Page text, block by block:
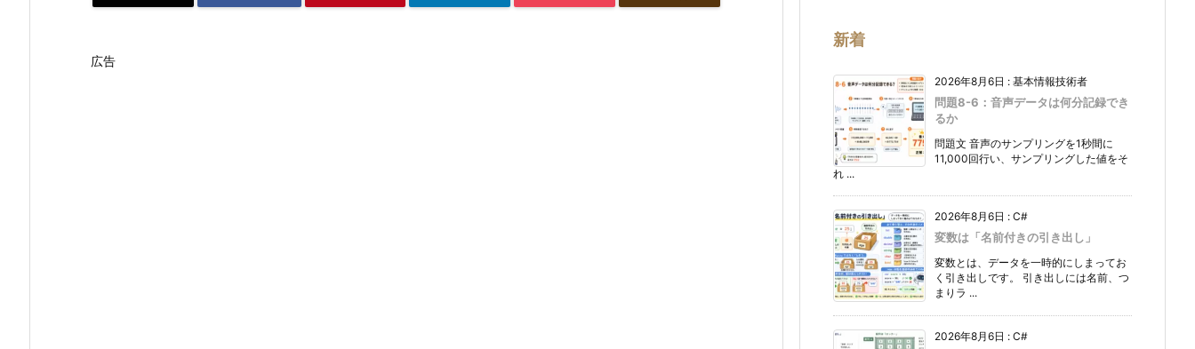
広告
ー
新着
2026年8月6日 : 基本情報技術者
問題8-6：音声データは何分記録でき
るか
問題文 音声のサンプリングを1秒間に
11,000回行い、サンプリングした値をそ
れ ...
2026年8月6日 : C#
変数は「名前付きの引き出し」
変数とは、データを一時的にしまってお
く引き出しです。 引き出しには名前、つ
まりラ ...
2026年8月6日 : C#